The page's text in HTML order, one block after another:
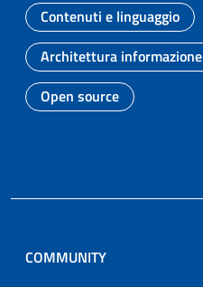
Argomento:
Contenuti e linguaggio
Argomento:
Architettura informazione
Argomento:
Open source
COMMUNITY